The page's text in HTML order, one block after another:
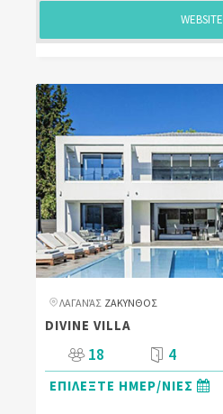
WEBSITE
ΛΑΓΑΝΆΣΖΑΚΥΝΘΟΣ
DIVINE VILLA
18 4
ΕΠΙΛΕΞΤΕ ΗΜΕΡ/ΝΙΕΣ